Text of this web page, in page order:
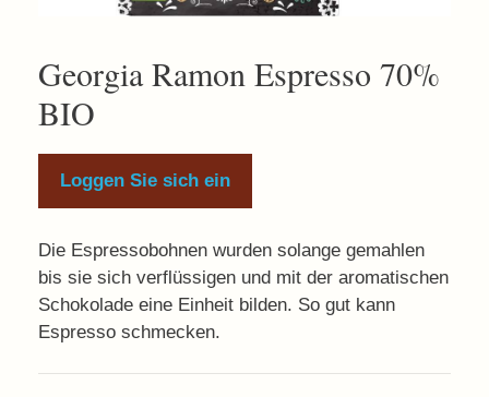
Georgia Ramon Espresso 70%
BIO
Loggen Sie sich ein
Die Espressobohnen wurden solange gemahlen
bis sie sich verflüssigen und mit der aromatischen
Schokolade eine Einheit bilden. So gut kann
Espresso schmecken.